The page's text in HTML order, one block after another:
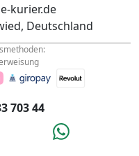
kurier.de
Deutschland